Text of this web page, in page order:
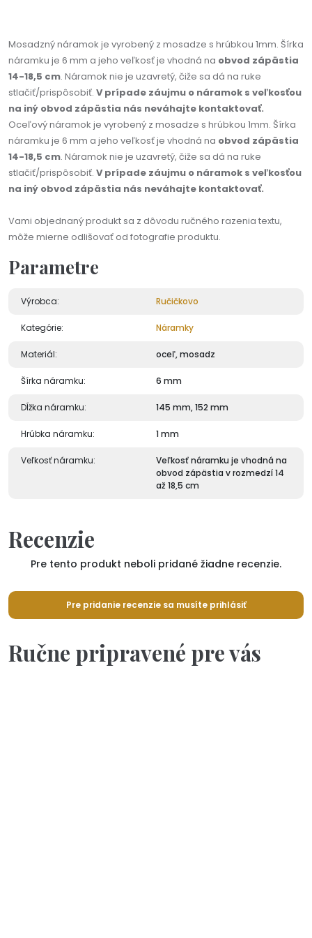
Mosadzný náramok je vyrobený z mosadze s hrúbkou 1mm. Šírka
náramku je 6 mm a jeho veľkosť je vhodná na obvod zápästia
14-18,5 cm. Náramok nie je uzavretý, čiže sa dá na ruke
stlačiť/prispôsobiť. V prípade záujmu o náramok s veľkosťou
na iný obvod zápästia nás neváhajte kontaktovať.
Oceľový náramok je vyrobený z mosadze s hrúbkou 1mm. Šírka
náramku je 6 mm a jeho veľkosť je vhodná na obvod zápästia
14-18,5 cm. Náramok nie je uzavretý, čiže sa dá na ruke
stlačiť/prispôsobiť. V prípade záujmu o náramok s veľkosťou
na iný obvod zápästia nás neváhajte kontaktovať.
Vami objednaný produkt sa z dôvodu ručného razenia textu,
môže mierne odlišovať od fotografie produktu.
Parametre
Výrobca: Ručičkovo
Kategórie: Náramky
Materiál: oceľ, mosadz
Šírka náramku: 6 mm
Dĺžka náramku: 145 mm, 152 mm
Hrúbka náramku: 1 mm
Veľkosť náramku:
Veľkosť náramku je vhodná na
obvod zápästia v rozmedzí 14
až 18,5 cm
Recenzie
Pre tento produkt neboli pridané žiadne recenzie.
Pre pridanie recenzie sa musíte prihlásiť
Ručne pripravené pre vás